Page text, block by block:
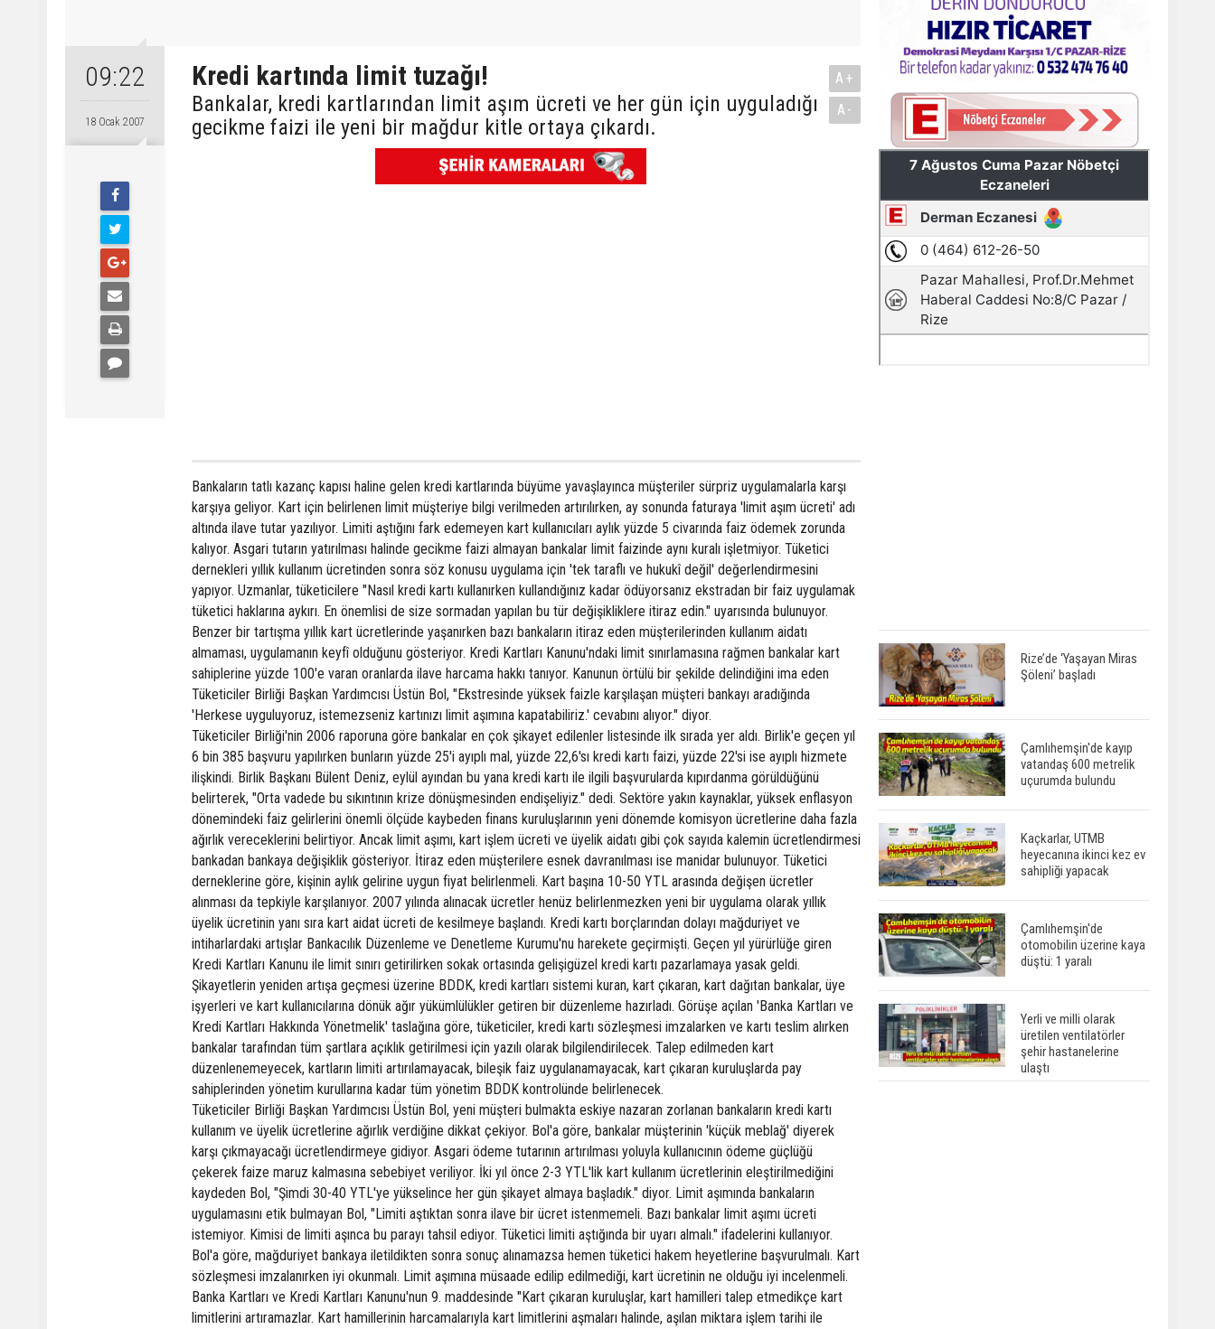
09:22
18 Ocak 2007
Kredi kartında limit tuzağı!
Bankalar, kredi kartlarından limit aşım ücreti ve her gün için uyguladığı
gecikme faizi ile yeni bir mağdur kitle ortaya çıkardı.
A+
A-
Bankaların tatlı kazanç kapısı haline gelen kredi kartlarında büyüme yavaşlayınca müşteriler sürpriz uygulamalarla karşı
karşıya geliyor. Kart için belirlenen limit müşteriye bilgi verilmeden artırılırken, ay sonunda faturaya 'limit aşım ücreti' adı
altında ilave tutar yazılıyor. Limiti aştığını fark edemeyen kart kullanıcıları aylık yüzde 5 civarında faiz ödemek zorunda
kalıyor. Asgari tutarın yatırılması halinde gecikme faizi almayan bankalar limit faizinde aynı kuralı işletmiyor. Tüketici
dernekleri yıllık kullanım ücretinden sonra söz konusu uygulama için 'tek taraflı ve hukukî değil' değerlendirmesini
yapıyor. Uzmanlar, tüketicilere "Nasıl kredi kartı kullanırken kullandığınız kadar ödüyorsanız ekstradan bir faiz uygulamak
tüketici haklarına aykırı. En önemlisi de size sormadan yapılan bu tür değişikliklere itiraz edin." uyarısında bulunuyor.
Benzer bir tartışma yıllık kart ücretlerinde yaşanırken bazı bankaların itiraz eden müşterilerinden kullanım aidatı
almaması, uygulamanın keyfî olduğunu gösteriyor. Kredi Kartları Kanunu'ndaki limit sınırlamasına rağmen bankalar kart
sahiplerine yüzde 100'e varan oranlarda ilave harcama hakkı tanıyor. Kanunun örtülü bir şekilde delindiğini ima eden
Tüketiciler Birliği Başkan Yardımcısı Üstün Bol, "Ekstresinde yüksek faizle karşılaşan müşteri bankayı aradığında
'Herkese uyguluyoruz, istemezseniz kartınızı limit aşımına kapatabiliriz.' cevabını alıyor." diyor.
Tüketiciler Birliği'nin 2006 raporuna göre bankalar en çok şikayet edilenler listesinde ilk sırada yer aldı. Birlik'e geçen yıl
6 bin 385 başvuru yapılırken bunların yüzde 25'i ayıplı mal, yüzde 22,6'sı kredi kartı faizi, yüzde 22'si ise ayıplı hizmete
ilişkindi. Birlik Başkanı Bülent Deniz, eylül ayından bu yana kredi kartı ile ilgili başvurularda kıpırdanma görüldüğünü
belirterek, "Orta vadede bu sıkıntının krize dönüşmesinden endişeliyiz." dedi. Sektöre yakın kaynaklar, yüksek enflasyon
dönemindeki faiz gelirlerini önemli ölçüde kaybeden finans kuruluşlarının yeni dönemde komisyon ücretlerine daha fazla
ağırlık vereceklerini belirtiyor. Ancak limit aşımı, kart işlem ücreti ve üyelik aidatı gibi çok sayıda kalemin ücretlendirmesi
bankadan bankaya değişiklik gösteriyor. İtiraz eden müşterilere esnek davranılması ise manidar bulunuyor. Tüketici
derneklerine göre, kişinin aylık gelirine uygun fiyat belirlenmeli. Kart başına 10-50 YTL arasında değişen ücretler
alınması da tepkiyle karşılanıyor. 2007 yılında alınacak ücretler henüz belirlenmezken yeni bir uygulama olarak yıllık
üyelik ücretinin yanı sıra kart aidat ücreti de kesilmeye başlandı. Kredi kartı borçlarından dolayı mağduriyet ve
intiharlardaki artışlar Bankacılık Düzenleme ve Denetleme Kurumu'nu harekete geçirmişti. Geçen yıl yürürlüğe giren
Kredi Kartları Kanunu ile limit sınırı getirilirken sokak ortasında gelişigüzel kredi kartı pazarlamaya yasak geldi.
Şikayetlerin yeniden artışa geçmesi üzerine BDDK, kredi kartları sistemi kuran, kart çıkaran, kart dağıtan bankalar, üye
işyerleri ve kart kullanıcılarına dönük ağır yükümlülükler getiren bir düzenleme hazırladı. Görüşe açılan 'Banka Kartları ve
Kredi Kartları Hakkında Yönetmelik' taslağına göre, tüketiciler, kredi kartı sözleşmesi imzalarken ve kartı teslim alırken
bankalar tarafından tüm şartlara açıklık getirilmesi için yazılı olarak bilgilendirilecek. Talep edilmeden kart
düzenlenemeyecek, kartların limiti artırılamayacak, bileşik faiz uygulanamayacak, kart çıkaran kuruluşlarda pay
sahiplerinden yönetim kurullarına kadar tüm yönetim BDDK kontrolünde belirlenecek.
Tüketiciler Birliği Başkan Yardımcısı Üstün Bol, yeni müşteri bulmakta eskiye nazaran zorlanan bankaların kredi kartı
kullanım ve üyelik ücretlerine ağırlık verdiğine dikkat çekiyor. Bol'a göre, bankalar müşterinin 'küçük meblağ' diyerek
karşı çıkmayacağı ücretlendirmeye gidiyor. Asgari ödeme tutarının artırılması yoluyla kullanıcının ödeme güçlüğü
çekerek faize maruz kalmasına sebebiyet veriliyor. İki yıl önce 2-3 YTL'lik kart kullanım ücretlerinin eleştirilmediğini
kaydeden Bol, "Şimdi 30-40 YTL'ye yükselince her gün şikayet almaya başladık." diyor. Limit aşımında bankaların
uygulamasını etik bulmayan Bol, "Limiti aştıktan sonra ilave bir ücret istenmemeli. Bazı bankalar limit aşımı ücreti
istemiyor. Kimisi de limiti aşınca bu parayı tahsil ediyor. Tüketici limiti aştığında bir uyarı almalı." ifadelerini kullanıyor.
Bol'a göre, mağduriyet bankaya iletildikten sonra sonuç alınamazsa hemen tüketici hakem heyetlerine başvurulmalı. Kart
sözleşmesi imzalanırken iyi okunmalı. Limit aşımına müsaade edilip edilmediği, kart ücretinin ne olduğu iyi incelenmeli.
Banka Kartları ve Kredi Kartları Kanunu'nun 9. maddesinde "Kart çıkaran kuruluşlar, kart hamilleri talep etmedikçe kart
limitlerini artıramazlar. Kart hamillerinin harcamalarıyla kart limitlerini aşmaları halinde, aşılan miktara işlem tarihi ile
Rize’de ‘Yaşayan Miras
Şöleni’ başladı
Çamlıhemşin'de kayıp
vatandaş 600 metrelik
uçurumda bulundu
Kaçkarlar, UTMB
heyecanına ikinci kez ev
sahipliği yapacak
Çamlıhemşin'de
otomobilin üzerine kaya
düştü: 1 yaralı
Yerli ve milli olarak
üretilen ventilatörler
şehir hastanelerine
ulaştı